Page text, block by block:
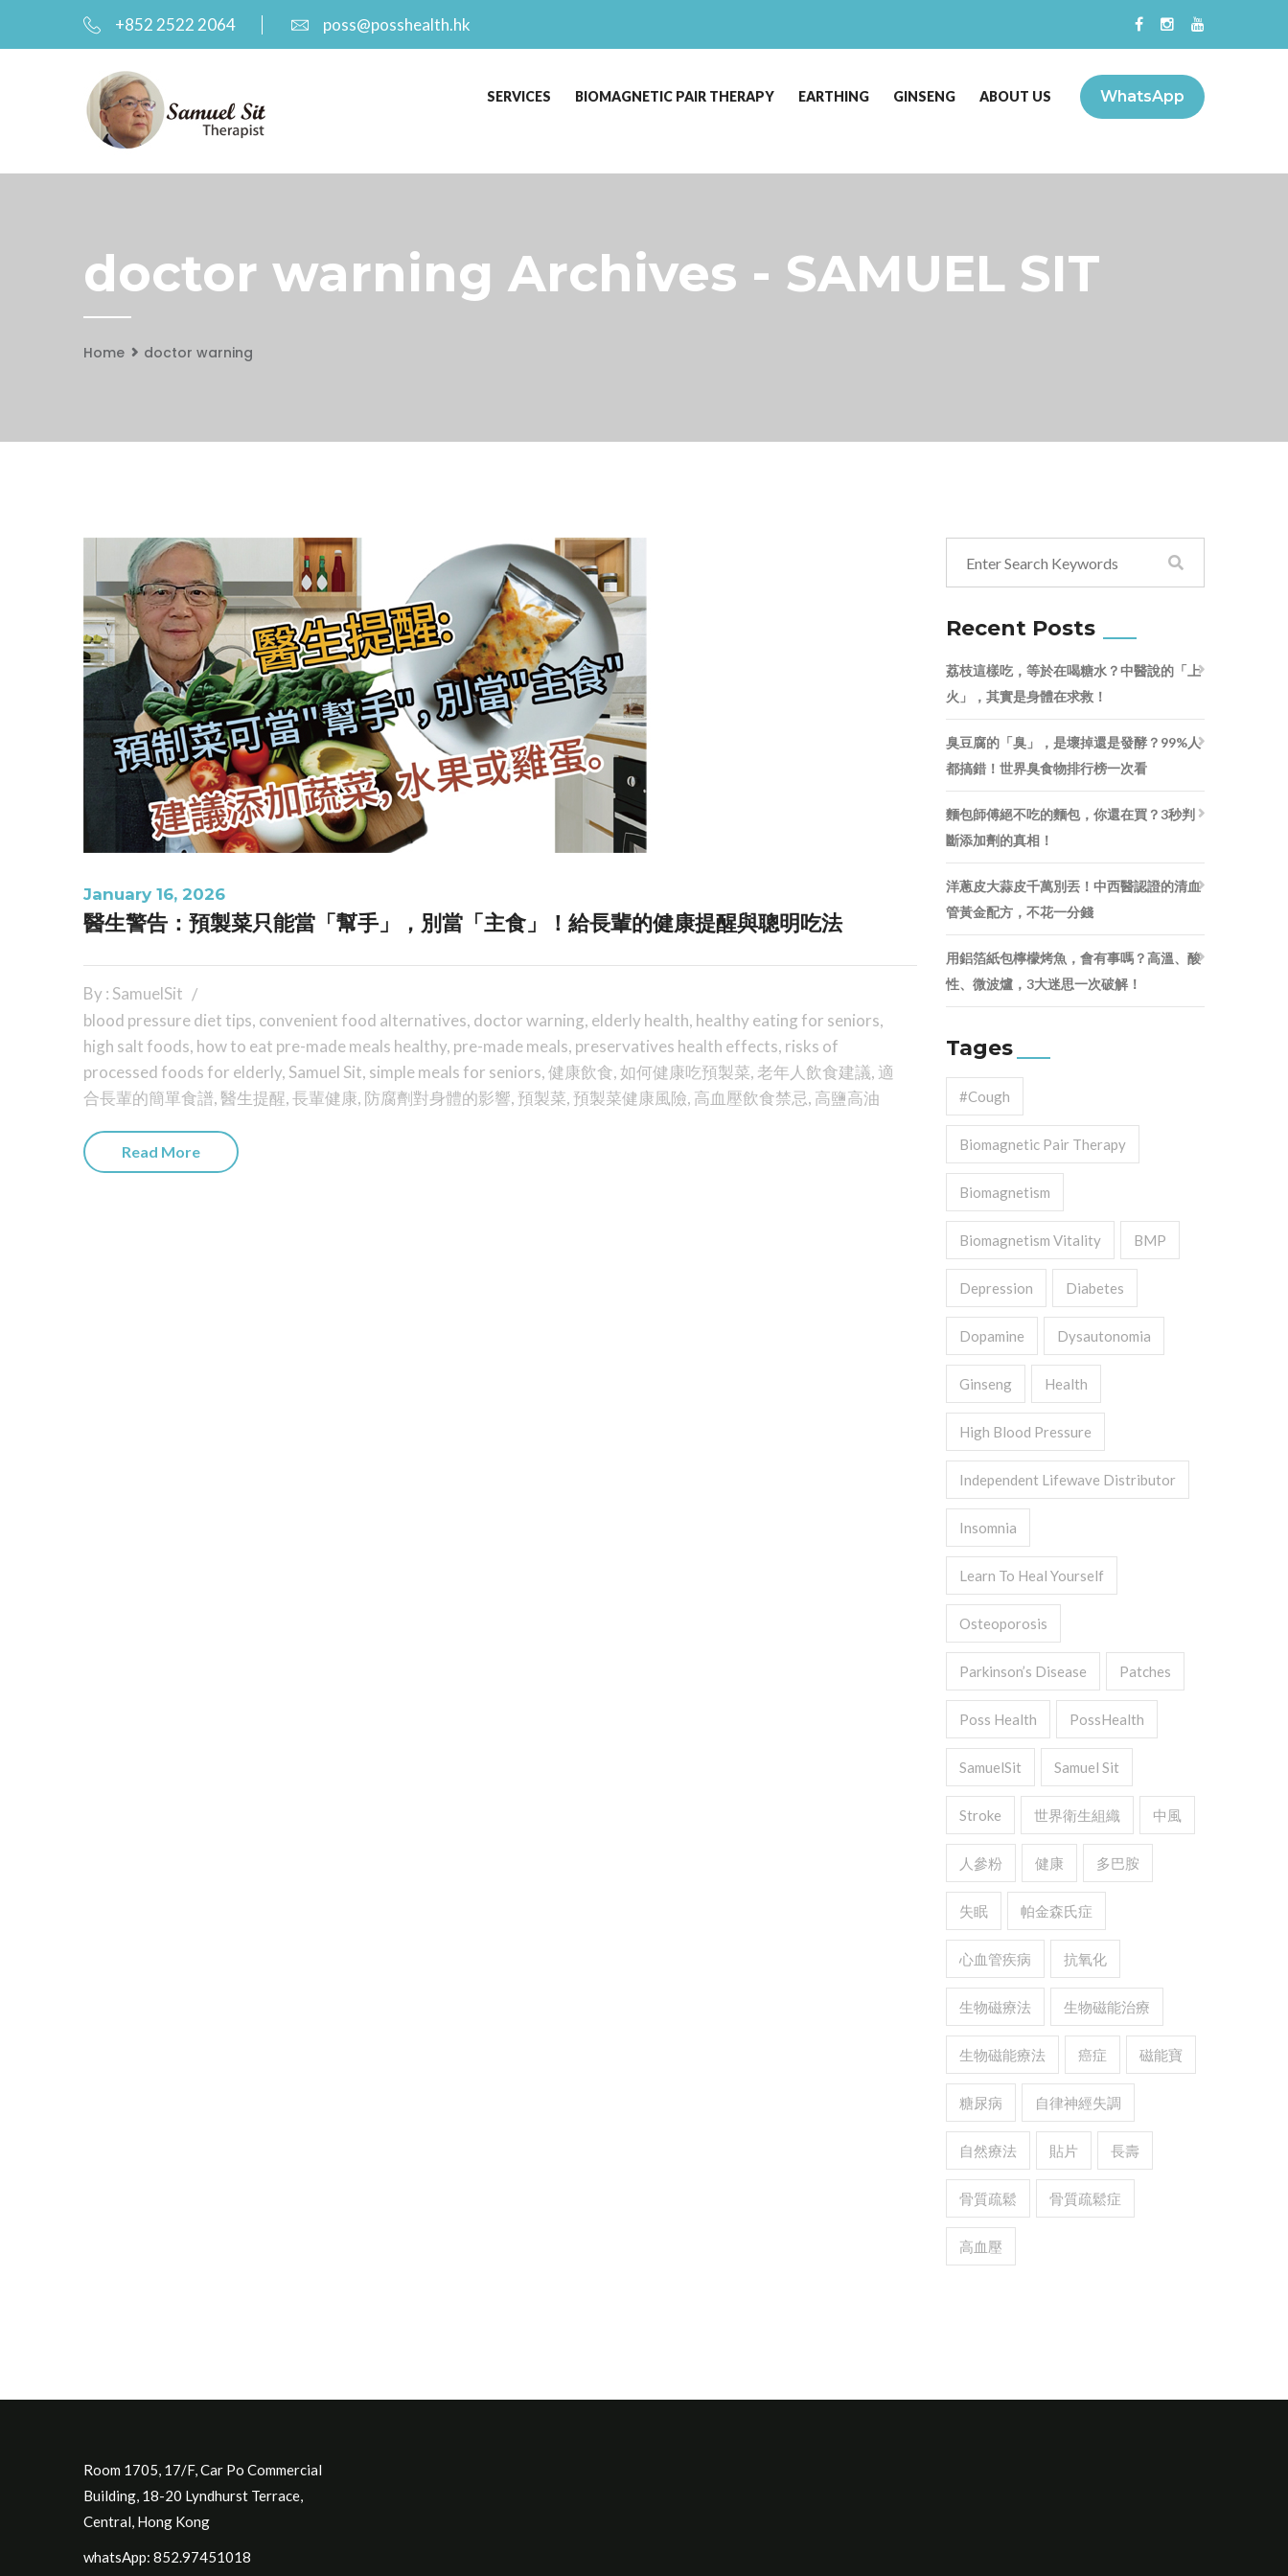
+852 2522 2064 poss@posshealth.hk
WhatsApp
SERVICES BIOMAGNETIC PAIR THERAPY EARTHING GINSENG ABOUT US
doctor warning Archives - SAMUEL SIT
Home doctor warning
January 16, 2026
醫生警告：預製菜只能當「幫手」，別當「主食」！給長輩的健康提醒與聰明吃法
By : SamuelSit
blood pressure diet tips, convenient food alternatives, doctor warning, elderly health, healthy eating for seniors,
high salt foods, how to eat pre-made meals healthy, pre-made meals, preservatives health effects, risks of
processed foods for elderly, Samuel Sit, simple meals for seniors,健康飲食,如何健康吃預製菜,老年人飲食建議, 適
合長輩的簡單食譜, 醫生提醒,長輩健康, 防腐劑對身體的影響,預製菜,預製菜健康風險, 高血壓飲食禁忌, 高鹽高油
Read More
Recent Posts
荔枝這樣吃，等於在喝糖水？中醫說的「上
火」，其實是身體在求救！
臭豆腐的「臭」，是壞掉還是發酵？99%人
都搞錯！世界臭食物排行榜一次看
麵包師傅絕不吃的麵包，你還在買？3秒判
斷添加劑的真相！
洋蔥皮大蒜皮千萬別丟！中西醫認證的清血
管黃金配方，不花一分錢
用鋁箔紙包檸檬烤魚，會有事嗎？高溫、酸
性、微波爐，3大迷思一次破解！
Tages
#cough
Biomagnetic Pair Therapy
Biomagnetism
Biomagnetism Vitality BMP
Depression Diabetes
Dopamine Dysautonomia
Ginseng Health
High Blood Pressure
Independent Lifewave Distributor
Insomnia
Learn To Heal Yourself
Osteoporosis
Parkinson’s Disease Patches
Poss Health PossHealth
SamuelSit Samuel Sit
Stroke 世界衛生組織 中風
人參粉 健康 多巴胺
失眠 帕金森氏症
心血管疾病 抗氧化
生物磁療法 生物磁能治療
生物磁能療法 癌症 磁能寶
糖尿病 自律神經失調
自然療法 貼片 長壽
骨質疏鬆 骨質疏鬆症
高血壓
Room 1705, 17/F, Car Po Commercial
Building, 18-20 Lyndhurst Terrace,
Central, Hong Kong
whatsApp: 852.97451018